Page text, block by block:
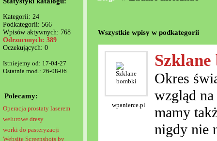
Kategorii: 24
Podkategorii: 566
Wpisów aktywnych: 768
Odrzuconych: 389
Oczekujących: 0
Istniejemy od: 17-04-27
Ostatnia mod.: 26-08-06
Polecamy:
Operacja prostaty laserem
welurowe dresy
worki do pasteryzacji
Website Screenshots by
Wszystkie wpisy w podkategorii
wpanierce.pl
Okres
wzgląd
mamy
nigdy nie